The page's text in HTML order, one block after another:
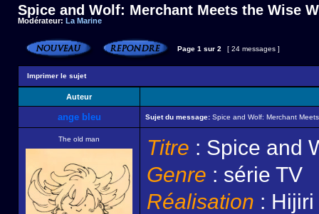
Spice and Wolf: Merchant Meets the Wise
Modérateur: La Marine
Page 1 sur 2 [ 24 messages ]
Imprimer le sujet
Auteur
ange bleu Sujet du message: Spice and Wolf: Merchant
The old man Titre : Spice and
Genre : série TV
Réalisation :